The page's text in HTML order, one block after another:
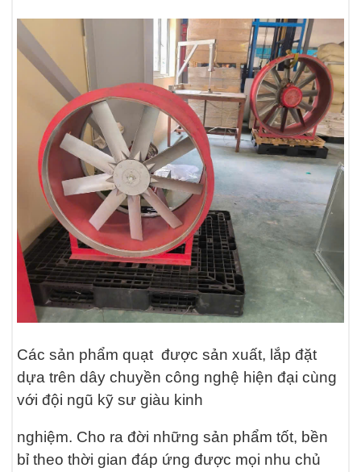
Các sản phẩm quạt được sản xuất, lắp đặt
dựa trên dây chuyền công nghệ hiện đại cùng
với đội ngũ kỹ sư giàu kinh
nghiệm. Cho ra đời những sản phẩm tốt, bền
bỉ theo thời gian đáp ứng được mọi nhu chủ